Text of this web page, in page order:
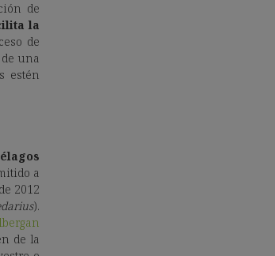
de
la
de
una
estén
a
2012
).
de la